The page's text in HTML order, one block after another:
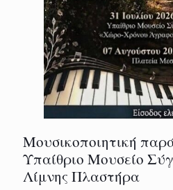
Μουσικοποιητική
Υπαίθριο Μουσείο
Λίμνης Πλαστήρα